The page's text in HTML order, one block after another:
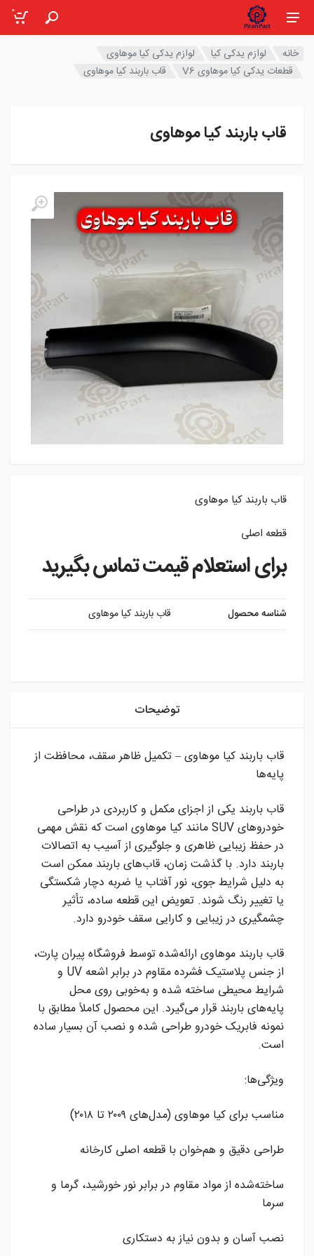
0
خانه لوازم یدکی کیا
لوازم یدکی کیا موهاوی
قطعات یدکی کیا موهاوی V6
قاب باربند کیا موهاوی
قاب باربند کیا موهاوی
قاب باربند کیا موهاوی
قطعه اصلی
برای استعلام قیمت تماس بگیرید
شناسه محصول قاب باربند کیا موهاوی
توضیحات
قاب باربند کیا موهاوی – تکمیل ظاهر سقف، محافظت از
پایه‌ها
قاب باربند یکی از اجزای مکمل و کاربردی در طراحی
خودروهای SUV مانند کیا موهاوی است که نقش مهمی
در حفظ زیبایی ظاهری و جلوگیری از آسیب به اتصالات
باربند دارد. با گذشت زمان، قاب‌های باربند ممکن است
به دلیل شرایط جوی، نور آفتاب یا ضربه دچار شکستگی
یا تغییر رنگ شوند. تعویض این قطعه ساده، تأثیر
چشمگیری در زیبایی و کارایی سقف خودرو دارد.
قاب باربند موهاوی ارائه‌شده توسط فروشگاه پیران پارت،
از جنس پلاستیک فشرده مقاوم در برابر اشعه UV و
شرایط محیطی ساخته شده و به‌خوبی روی محل
پایه‌های باربند قرار می‌گیرد. این محصول کاملاً مطابق با
نمونه فابریک خودرو طراحی شده و نصب آن بسیار ساده
است.
ویژگی‌ها:
مناسب برای کیا موهاوی (مدل‌های ۲۰۰۹ تا ۲۰۱۸)
طراحی دقیق و هم‌خوان با قطعه اصلی کارخانه
ساخته‌شده از مواد مقاوم در برابر نور خورشید، گرما و
سرما
نصب آسان و بدون نیاز به دستکاری